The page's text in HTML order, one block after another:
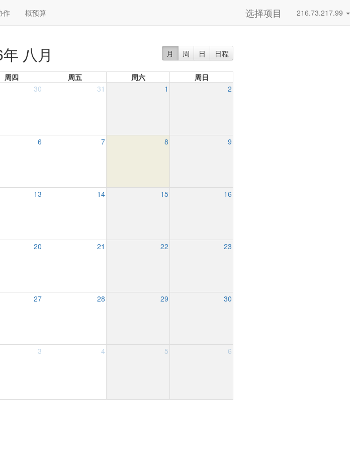
作 概预算 选择项目 216.73.217.99
月 周 日 日程
八月
周四 周五 周六
周日
30 31 1 2
6 7 8 9
13 14 15 16
20 21 22 23
27 28 29 30
3 4 5 6